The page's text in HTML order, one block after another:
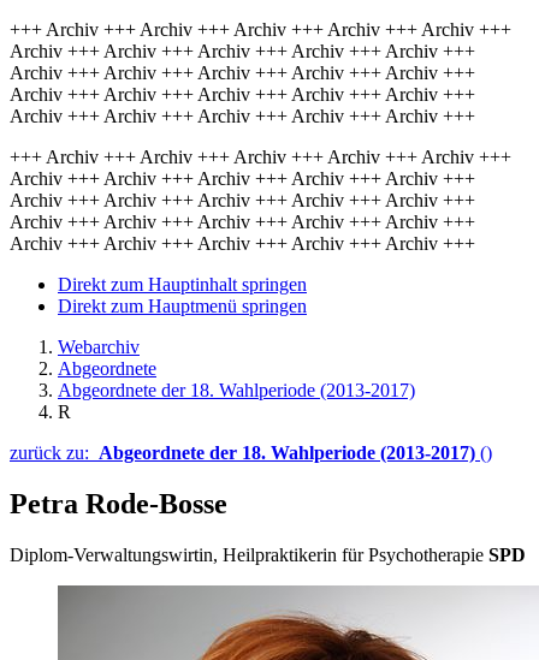
+++ Archiv +++ Archiv +++ Archiv +++ Archiv +++ Archiv +++
Archiv +++ Archiv +++ Archiv +++ Archiv +++ Archiv +++
Archiv +++ Archiv +++ Archiv +++ Archiv +++ Archiv +++
Archiv +++ Archiv +++ Archiv +++ Archiv +++ Archiv +++
Archiv +++ Archiv +++ Archiv +++ Archiv +++ Archiv +++
+++ Archiv +++ Archiv +++ Archiv +++ Archiv +++ Archiv +++
Archiv +++ Archiv +++ Archiv +++ Archiv +++ Archiv +++
Archiv +++ Archiv +++ Archiv +++ Archiv +++ Archiv +++
Archiv +++ Archiv +++ Archiv +++ Archiv +++ Archiv +++
Archiv +++ Archiv +++ Archiv +++ Archiv +++ Archiv +++
Direkt zum Hauptinhalt springen
Direkt zum Hauptmenü springen
Webarchiv
Abgeordnete
Abgeordnete der 18. Wahlperiode (2013-2017)
R
zurück zu: Abgeordnete der 18. Wahlperiode (2013-2017) ()
Petra Rode-Bosse
Diplom-Verwaltungswirtin, Heilpraktikerin für Psychotherapie SPD